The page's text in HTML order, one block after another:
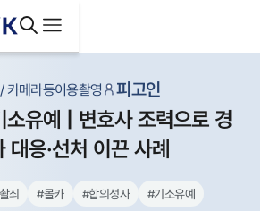
카메라등이용촬영 피고인
소유예 | 변호사 조력으로 경
대응·선처 이끈 사례
죄 #몰카 #합의성사 #기소유예